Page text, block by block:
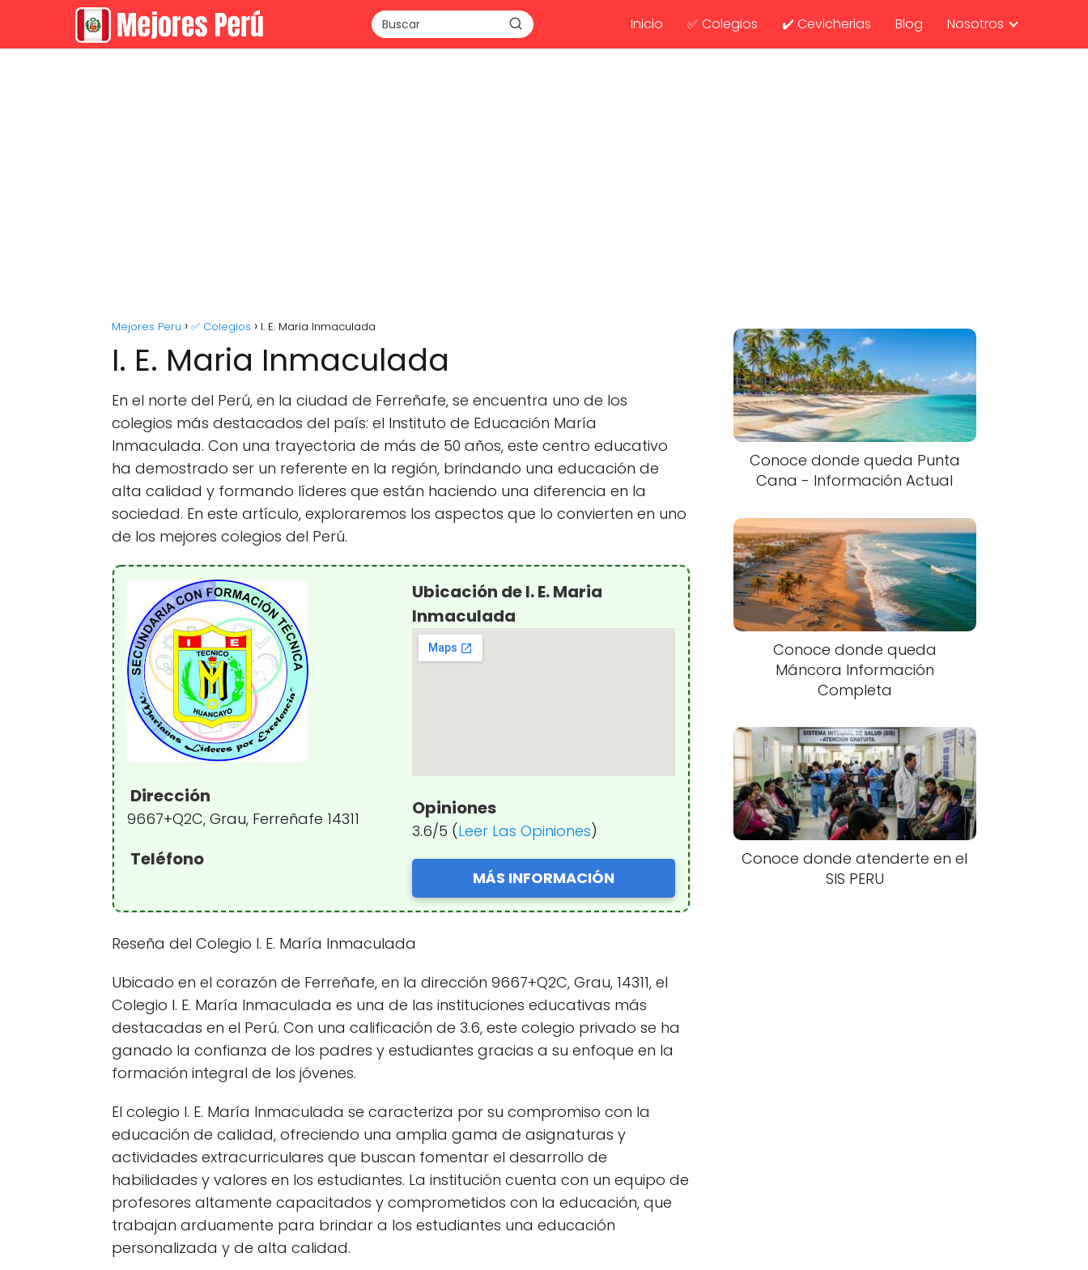
Inicio ✅ Colegios ✔️ Cevicherias Blog Nosotros
Mejores Peru ✅ Colegios I. E. Maria Inmaculada
I. E. Maria Inmaculada
En el norte del Perú, en la ciudad de Ferreñafe, se encuentra uno de los
colegios más destacados del país: el Instituto de Educación María
Inmaculada. Con una trayectoria de más de 50 años, este centro educativo
ha demostrado ser un referente en la región, brindando una educación de
alta calidad y formando líderes que están haciendo una diferencia en la
sociedad. En este artículo, exploraremos los aspectos que lo convierten en uno
de los mejores colegios del Perú.
Dirección
9667+Q2C, Grau, Ferreñafe 14311
Teléfono
Ubicación de I. E. Maria
Inmaculada
Opiniones
3.6/5 (Leer Las Opiniones)
MÁS INFORMACIÓN
Reseña del Colegio I. E. María Inmaculada
Ubicado en el corazón de Ferreñafe, en la dirección 9667+Q2C, Grau, 14311, el
Colegio I. E. María Inmaculada es una de las instituciones educativas más
destacadas en el Perú. Con una calificación de 3.6, este colegio privado se ha
ganado la confianza de los padres y estudiantes gracias a su enfoque en la
formación integral de los jóvenes.
El colegio I. E. María Inmaculada se caracteriza por su compromiso con la
educación de calidad, ofreciendo una amplia gama de asignaturas y
actividades extracurriculares que buscan fomentar el desarrollo de
habilidades y valores en los estudiantes. La institución cuenta con un equipo de
profesores altamente capacitados y comprometidos con la educación, que
trabajan arduamente para brindar a los estudiantes una educación
personalizada y de alta calidad.
Conoce donde queda Punta
Cana - Información Actual
Conoce donde queda
Máncora Información
Completa
Conoce donde atenderte en el
SIS PERU